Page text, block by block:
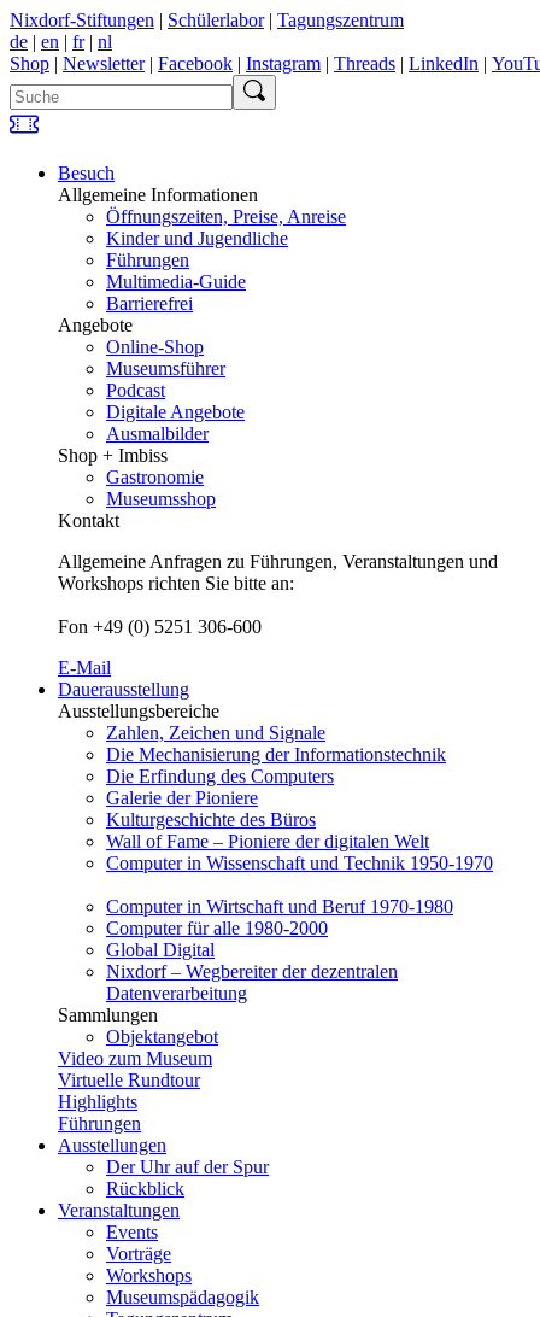
Nixdorf-Stiftungen | Schülerlabor| Tagungszentrum
de | en | fr| nl
Shop | Newsletter| Facebook | Instagram | Threads | LinkedIn |
Besuch
Allgemeine Informationen
Öffnungszeiten, Preise, Anreise
Kinder und Jugendliche
Führungen
Multimedia-Guide
Barrierefrei
Angebote
Online-Shop
Museumsführer
Podcast
Digitale Angebote
Ausmalbilder
Shop + Imbiss
Gastronomie
Museumsshop
Kontakt
Allgemeine Anfragen zu Führungen, Veranstaltungen und
Workshops richten Sie bitte an:
Fon +49 (0) 5251 306-600
E-Mail
Dauerausstellung
Ausstellungsbereiche
Zahlen, Zeichen und Signale
Die Mechanisierung der Informationstechnik
Die Erfindung des Computers
Galerie der Pioniere
Kulturgeschichte des Büros
Wall of Fame – Pioniere der digitalen Welt
Computer in Wissenschaft und Technik 1950-1970
Computer in Wirtschaft und Beruf 1970-1980
Computer für alle 1980-2000
Global Digital
Nixdorf – Wegbereiter der dezentralen
Datenverarbeitung
Sammlungen
Objektangebot
Video zum Museum
Virtuelle Rundtour
Highlights
Führungen
Ausstellungen
Der Uhr auf der Spur
Rückblick
Veranstaltungen
Events
Vorträge
Workshops
Museumspädagogik